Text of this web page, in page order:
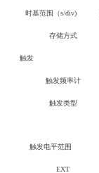
时基范围（s/div)
存储方式
触发
触发频率计
触发类型
触发电平范围
EXT